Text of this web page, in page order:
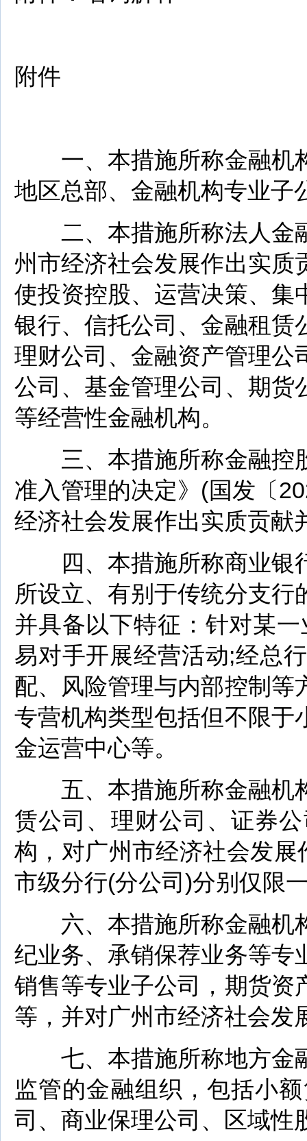
附件
一、本措施所称金融机构
地区总部、金融机构专业子
二、本措施所称法人金融
州市经济社会发展作出实质
使投资控股、运营决策、集
银行、信托公司、金融租赁
理财公司、金融资产管理公
公司、基金管理公司、期货
等经营性金融机构。
三、本措施所称金融控股
准入管理的决定》(国发〔
经济社会发展作出实质贡献
四、本措施所称商业银行
所设立、有别于传统分支
并具备以下特征：针对某
易对手开展经营活动;经总
配、风险管理与内部控制等
专营机构类型包括但不限于
金运营中心等。
五、本措施所称金融机构
赁公司、理财公司、证券
构，对广州市经济社会发
市级分行(分公司)分别仅限
六、本措施所称金融机构
纪业务、承销保荐业务等专
销售等专业子公司，期货资
等，并对广州市经济社会发
七、本措施所称地方金融
监管的金融组织，包括小
司、商业保理公司、区域性